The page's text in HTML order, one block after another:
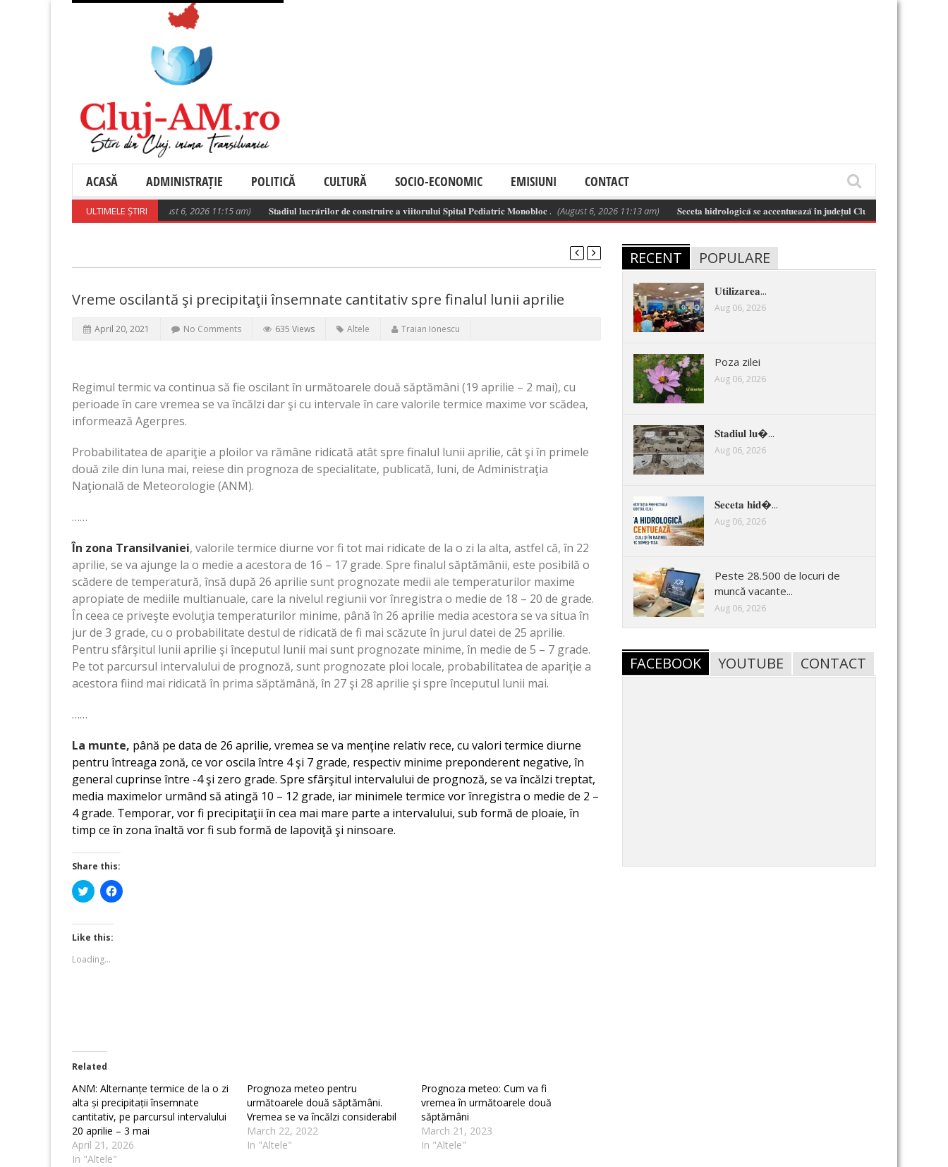
ACASĂ ADMINISTRAȚIE POLITICĂ CULTURĂ SOCIO-ECONOMIC EMISIUNI CONTACT
ULTIMELE ȘTIRI
Poza zilei (August 6, 2026 11:15 am) 𝐒𝐭𝐚𝐝𝐢𝐮𝐥 𝐥𝐮𝐜𝐫𝐚̆𝐫𝐢𝐥𝐨𝐫 𝐝𝐞 𝐜𝐨𝐧𝐬𝐭𝐫𝐮𝐢𝐫𝐞 𝐚 𝐯𝐢𝐢𝐭𝐨𝐫𝐮𝐥𝐮𝐢 𝐒𝐩𝐢𝐭𝐚𝐥 𝐏𝐞𝐝𝐢𝐚𝐭𝐫𝐢𝐜 𝐌𝐨𝐧𝐨𝐛𝐥𝐨𝐜 . (August 6, 2026 11:13 am) 𝐒𝐞𝐜𝐞𝐭𝐚 𝐡𝐢𝐝𝐫𝐨𝐥𝐨𝐠𝐢𝐜𝐚̆ 𝐬𝐞 𝐚𝐜𝐜𝐞𝐧𝐭𝐮𝐞𝐚𝐳𝐚̆ 𝐢̂𝐧 𝐣𝐮𝐝𝐞𝐭̦𝐮𝐥 𝐂𝐥𝐮𝐣 𝐬̦𝐢 𝐢̂𝐧 𝐛𝐚𝐳𝐢𝐧𝐮𝐥
Vreme oscilantă şi precipitaţii însemnate cantitativ spre finalul lunii aprilie
April 20, 2021 No Comments 635 Views Altele Traian Ionescu
Regimul termic va continua să fie oscilant în următoarele două săptămâni (19 aprilie – 2 mai), cu
perioade în care vremea se va încălzi dar şi cu intervale în care valorile termice maxime vor scădea,
informează Agerpres.
Probabilitatea de apariţie a ploilor va rămâne ridicată atât spre finalul lunii aprilie, cât şi în primele
două zile din luna mai, reiese din prognoza de specialitate, publicată, luni, de Administraţia
Naţională de Meteorologie (ANM).
……
În zona Transilvaniei, valorile termice diurne vor fi tot mai ridicate de la o zi la alta, astfel că, în 22
aprilie, se va ajunge la o medie a acestora de 16 – 17 grade. Spre finalul săptămânii, este posibilă o
scădere de temperatură, însă după 26 aprilie sunt prognozate medii ale temperaturilor maxime
apropiate de mediile multianuale, care la nivelul regiunii vor înregistra o medie de 18 – 20 de grade.
În ceea ce priveşte evoluţia temperaturilor minime, până în 26 aprilie media acestora se va situa în
jur de 3 grade, cu o probabilitate destul de ridicată de fi mai scăzute în jurul datei de 25 aprilie.
Pentru sfârşitul lunii aprilie şi începutul lunii mai sunt prognozate minime, în medie de 5 – 7 grade.
Pe tot parcursul intervalului de prognoză, sunt prognozate ploi locale, probabilitatea de apariţie a
acestora fiind mai ridicată în prima săptămână, în 27 şi 28 aprilie şi spre începutul lunii mai.
……
La munte, până pe data de 26 aprilie, vremea se va menţine relativ rece, cu valori termice diurne
pentru întreaga zonă, ce vor oscila între 4 şi 7 grade, respectiv minime preponderent negative, în
general cuprinse între -4 şi zero grade. Spre sfârşitul intervalului de prognoză, se va încălzi treptat,
media maximelor urmând să atingă 10 – 12 grade, iar minimele termice vor înregistra o medie de 2 –
4 grade. Temporar, vor fi precipitaţii în cea mai mare parte a intervalului, sub formă de ploaie, în
timp ce în zona înaltă vor fi sub formă de lapoviţă şi ninsoare.
Share this:
Click
to
Twitter
(Opens
in
new
window)
Click
to
Like this:
Loading...
Related
ANM: Alternanțe termice de la o zi
alta și precipitații însemnate
cantitativ, pe parcursul intervalului
20 aprilie – 3 mai
April 21, 2026
In "Altele"
Prognoza meteo pentru
următoarele două săptămâni.
Vremea se va încălzi considerabil
March 22, 2022
In "Altele"
Prognoza meteo: Cum va fi
vremea în următoarele două
săptămâni
March 21, 2023
In "Altele"
RECENT POPULARE
𝐔𝐭𝐢𝐥𝐢𝐳𝐚𝐫𝐞𝐚...
Aug 06, 2026
Poza zilei
Aug 06, 2026
𝐒𝐭𝐚𝐝𝐢𝐮𝐥 𝐥𝐮�...
Aug 06, 2026
𝐒𝐞𝐜𝐞𝐭𝐚 𝐡𝐢𝐝�...
Aug 06, 2026
Peste 28.500 de locuri de
muncă vacante...
Aug 06, 2026
FACEBOOK YOUTUBE CONTACT